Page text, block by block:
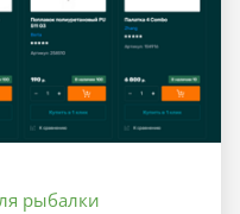
рыбалки